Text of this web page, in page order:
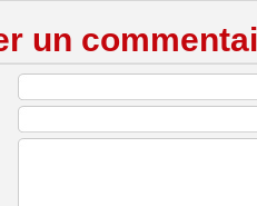
un